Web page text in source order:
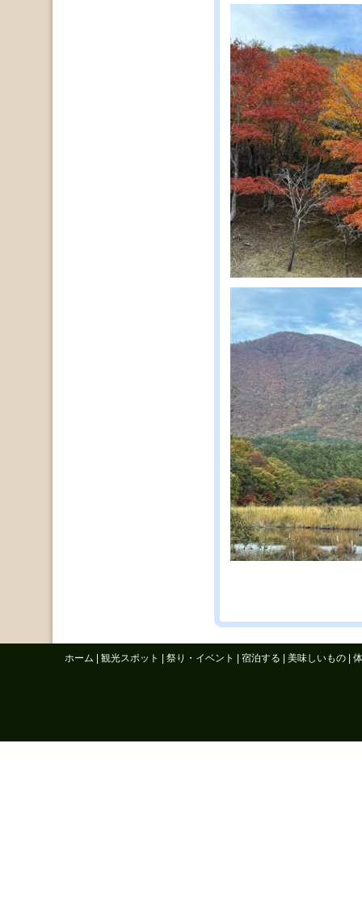
ホーム 観光スポット 祭り・イベント 宿泊する 美味しいもの